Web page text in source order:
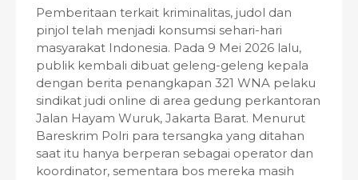
Pemberitaan terkait kriminalitas, judol dan
pinjol telah menjadi konsumsi sehari-hari
masyarakat Indonesia. Pada 9 Mei 2026 lalu,
publik kembali dibuat geleng-geleng kepala
dengan berita penangkapan 321 WNA pelaku
sindikat judi online di area gedung perkantoran
Jalan Hayam Wuruk, Jakarta Barat. Menurut
Bareskrim Polri para tersangka yang ditahan
saat itu hanya berperan sebagai operator dan
koordinator, sementara bos mereka masih